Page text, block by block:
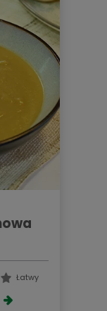
Łatwy